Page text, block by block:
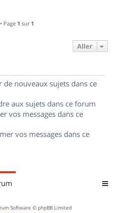
Page 1 sur 1
Aller
de nouveaux sujets dans ce
aux sujets dans ce forum
vos messages dans ce
vos messages dans ce
Software © phpBB Limited